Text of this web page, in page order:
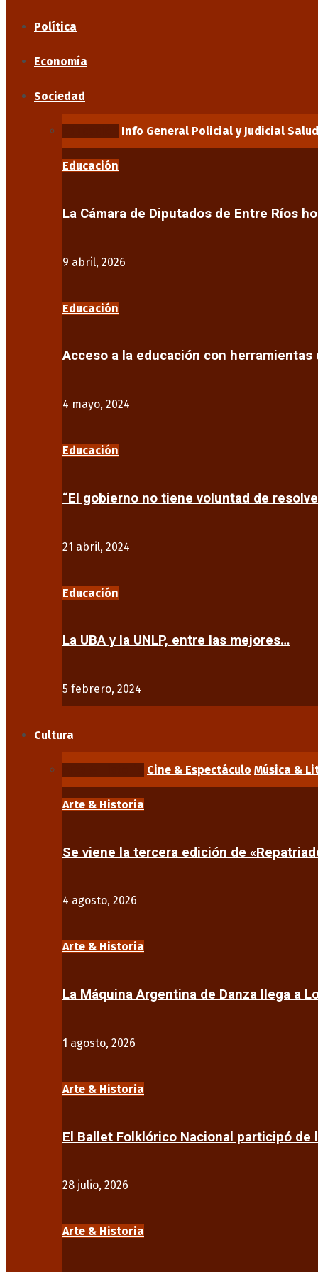
Política
Economía
Sociedad
Info General Policial y Judicial Salud
Educación
La Cámara de Diputados de Entre Ríos
9 abril, 2026
Educación
Acceso a la educación con
4 mayo, 2024
Educación
“El gobierno no tiene voluntad de
21 abril, 2024
Educación
La UBA y la UNLP, entre las mejores…
5 febrero, 2024
Cultura
Cine & Espectáculo Música &
Arte & Historia
Se viene la tercera edición de
4 agosto, 2026
Arte & Historia
La Máquina Argentina de Danza llega a
1 agosto, 2026
Arte & Historia
El Ballet Folklórico Nacional participó de
28 julio, 2026
Arte & Historia